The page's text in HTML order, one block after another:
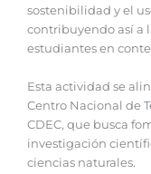
sostenibilidad y el
contribuyendo así a
estudiantes en
Esta actividad se
Centro Nacional de
CDEC, que busca
investigación
ciencias naturales.